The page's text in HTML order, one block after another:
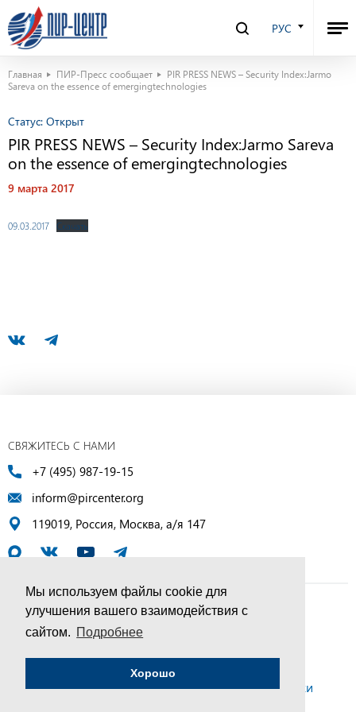
Мы используем файлы cookie для
улучшения вашего взаимодействия с
сайтом. Подробнее
Хорошо
РУС
Главная ПИР-Пресс сообщает
PIR PRESS NEWS – Security Index:Jarmo
Sareva on the essence of emergingtechnologies
Статус: Открыт
PIR PRESS NEWS – Security Index:Jarmo Sareva
on the essence of emergingtechnologies
9 марта 2017
09.03.2017 Скачать
СВЯЖИТЕСЬ С НАМИ
+7 (495) 987-19-15
inform@pircenter.org
119019, Россия, Москва, а/я 147
© ПИР-Центр, 1994–2025 | Все права защищены
Соглашение об обработке персональных данных
Политика конфиденциальности и условия обработки